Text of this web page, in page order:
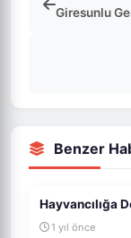
Giresunlu
Benzer
Hayvancılığa
1 yıl önce